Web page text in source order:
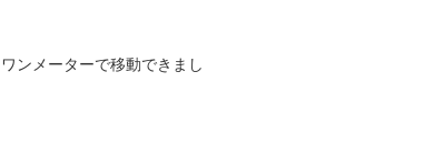
ンメーターで移動できまし